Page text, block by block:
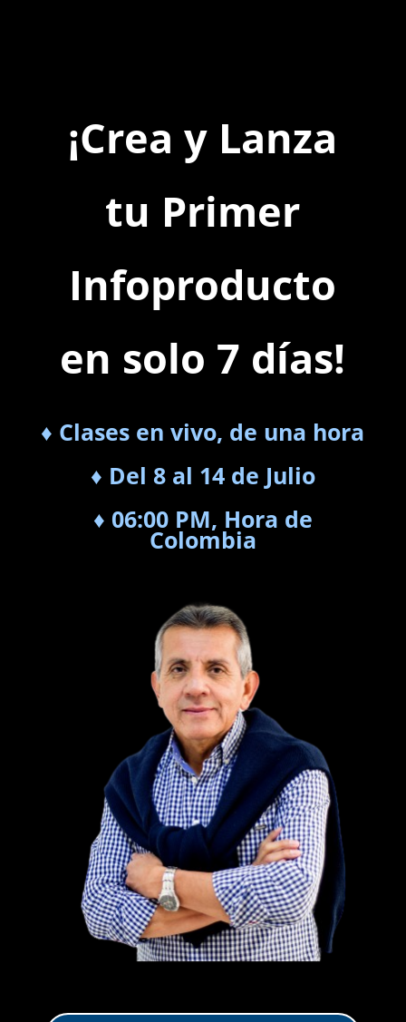
¡Crea y Lanza
tu Primer
Infoproducto
en solo 7 días!
♦ Clases en vivo, de una hora
♦ Del 8 al 14 de Julio
♦ 06:00 PM, Hora de
Colombia